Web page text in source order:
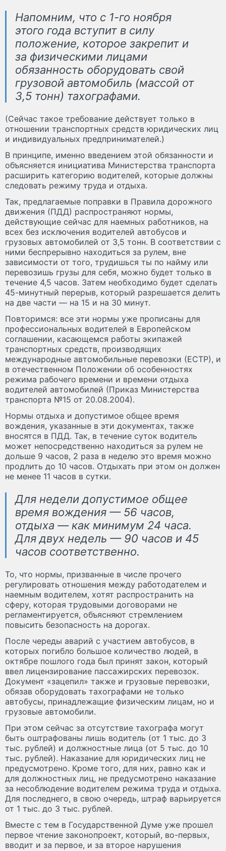
Напомним, что с 1-го ноября
этого года вступит в силу
положение, которое закрепит и
за физическими лицами
обязанность оборудовать свой
грузовой автомобиль (массой от
3,5 тонн) тахографами.
(Сейчас такое требование действует только в
отношении транспортных средств юридических лиц
и индивидуальных предпринимателей.)
В принципе, именно введением этой обязанности и
объясняется инициатива Министерства транспорта
расширить категорию водителей, которые должны
следовать режиму труда и отдыха.
Так, предлагаемые поправки в Правила дорожного
движения (ПДД) распространяют нормы,
действующие сейчас для наемных работников, на
всех без исключения водителей автобусов и
грузовых автомобилей от 3,5 тонн. В соответствии с
ними беспрерывно находиться за рулем, вне
зависимости от того, трудишься ты по найму или
перевозишь грузы для себя, можно будет только в
течение 4,5 часов. Затем необходимо будет сделать
45-минутный перерыв, который разрешается делить
на две части — на 15 и на 30 минут.
Повторимся: все эти нормы уже прописаны для
профессиональных водителей в Европейском
соглашении, касающемся работы экипажей
транспортных средств, производящих
международные автомобильные перевозки (ЕСТР), и
в отечественном Положении об особенностях
режима рабочего времени и времени отдыха
водителей автомобилей (Приказ Министерства
транспорта №15 от 20.08.2004).
Нормы отдыха и допустимое общее время
вождения, указанные в эти документах, также
вносятся в ПДД. Так, в течение суток водитель
может непосредственно находиться за рулем не
дольше 9 часов, 2 раза в неделю это время можно
продлить до 10 часов. Отдыхать при этом он должен
не менее 11 часов в сутки.
Для недели допустимое общее
время вождения — 56 часов,
отдыха — как минимум 24 часа.
Для двух недель — 90 часов и 45
часов соответственно.
То, что нормы, призванные в числе прочего
регулировать отношения между работодателем и
наемным водителем, хотят распространить на
сферу, которая трудовыми договорами не
регламентируется, объясняют стремлением
повысить безопасность на дорогах.
После череды аварий с участием автобусов, в
которых погибло большое количество людей, в
октябре пошлого года был принят закон, который
ввел лицензирование пассажирских перевозок.
Документ «зацепил» также и грузовые перевозки,
обязав оборудовать тахографами не только
автобусы, принадлежащие физическим лицам, но и
грузовые автомобили.
При этом сейчас за отсутствие тахографа могут
быть оштрафованы лишь водитель (от 1 тыс. до 3
тыс. рублей) и должностные лица (от 5 тыс. до 10
тыс. рублей). Наказание для юридических лиц не
предусмотрено. Кроме того, для них, равно как и
для должностных лиц, не предусмотрено наказание
за несоблюдение водителем режима труда и отдыха.
Для последнего, в свою очередь, штраф варьируется
от 1 тыс. до 3 тыс. рублей.
Вместе с тем в Государственной Думе уже прошел
первое чтение законопроект, который, во-первых,
вводит и за первое, и за второе нарушения